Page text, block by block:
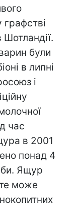
були
в липні
і
час
в 2001
понад 4
Ящур
може